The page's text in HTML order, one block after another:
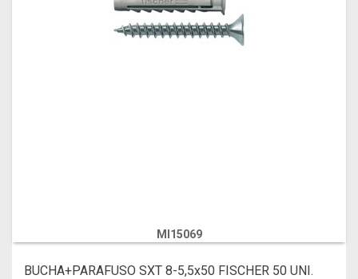
MI15069
BUCHA+PARAFUSO SXT 8-5,5x50 FISCHER 50 UNI.